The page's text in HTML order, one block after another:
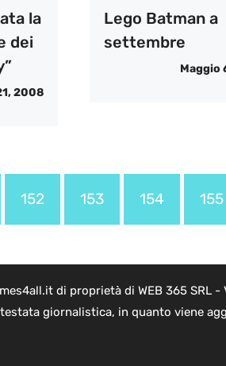
la
dei
2008
Lego Batman a
settembre
Maggio
152 153 154 155
di proprietà di WEB 365 SRL -
giornalistica, in quanto viene